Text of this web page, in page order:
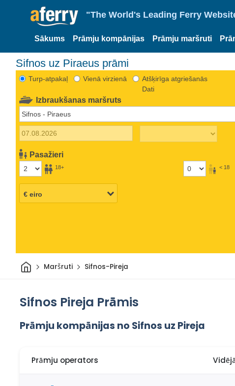
"The World's Leading Ferry
Sākums Prāmju kompānijas Prāmju maršruti
Sifnos uz Piraeus prāmi
Turp-atpakaļ Vienā virzienā
Atšķirīga atgriešanās
Dati
Izbraukšanas maršruts
Pasažieri
18+ < 18
Sākums
Maršruti Sifnos-Pireja
Sifnos Pireja Prāmis
Prāmju kompānijas no Sifnos uz Pireja
Prāmju operators